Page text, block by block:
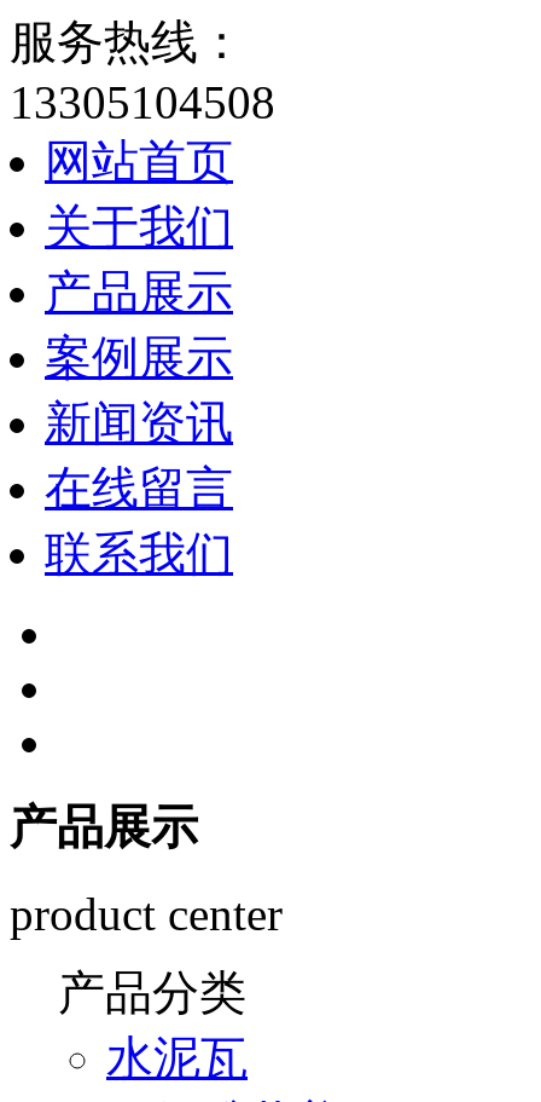
服务热线：
13305104508
网站首页
关于我们
产品展示
案例展示
新闻资讯
在线留言
联系我们
产品展示
product center
产品分类
水泥瓦